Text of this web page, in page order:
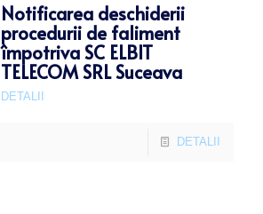
Notificarea deschiderii
procedurii de faliment
împotriva SC ELBIT
TELECOM SRL Suceava
DETALII
DETALII